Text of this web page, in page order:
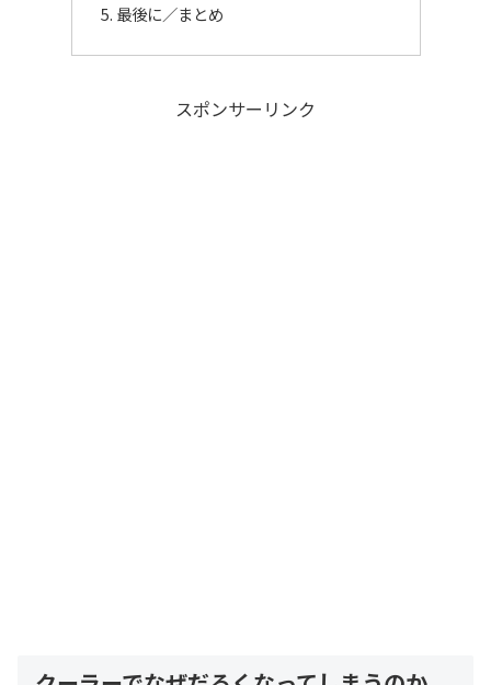
最後に／まとめ
スポンサーリンク